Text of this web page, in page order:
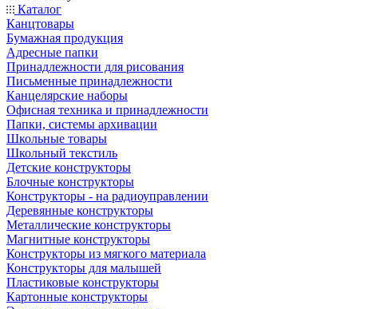
Каталог
Канцтовары
Бумажная продукция
Адресные папки
Принадлежности для рисования
Письменные принадлежности
Канцелярские наборы
Офисная техника и принадлежности
Папки, системы архивации
Школьные товары
Школьный текстиль
Детские конструкторы
Блочные конструкторы
Конструкторы - на радиоуправлении
Деревянные конструкторы
Металлические конструкторы
Магнитные конструкторы
Конструкторы из мягкого материала
Конструкторы для малышей
Пластиковые конструкторы
Картонные конструкторы